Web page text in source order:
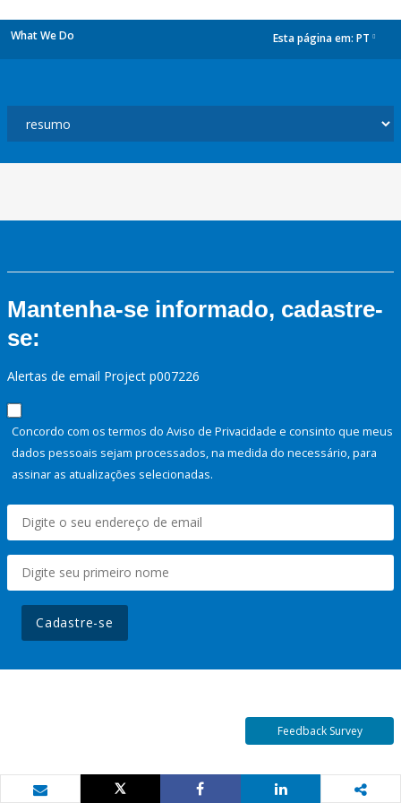
What We Do Esta página em: PT
Mantenha-se informado, cadastre-
se:
Alertas de email Project p007226
Concordo com os termos do Aviso de Privacidade e consinto que meus
dados pessoais sejam processados, na medida do necessário, para
assinar as atualizações selecionadas.
Cadastre-se
Feedback Survey